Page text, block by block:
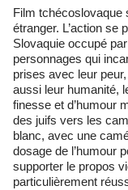
Film tchécoslovaque sorti en 1965, Oscar du meilleur film
étranger. L’action se
Slovaquie occupé
personnages qui
prises avec leur
aussi leur humanité,
finesse et d’humour
des juifs vers les
blanc, avec une
dosage de l’humour
supporter le propos
particulièrement